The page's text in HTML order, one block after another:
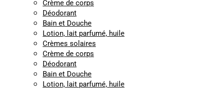
Crème de corps
Déodorant
Bain et Douche
Lotion, lait parfumé, huile
Crèmes solaires
Crème de corps
Déodorant
Bain et Douche
Lotion, lait parfumé, huile